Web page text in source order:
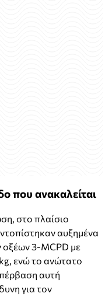
που ανακαλείται
στο πλαίσιο
αυξημένα
οξέων 3-MCPD με
ενώ το ανώτατο
αυτή
για τον